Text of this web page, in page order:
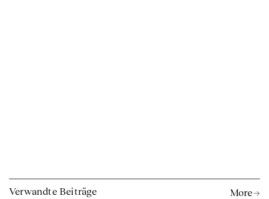
Verwandte Beiträge More →